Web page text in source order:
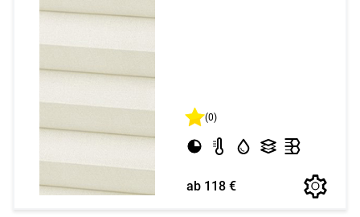
(0)
ab 118 €